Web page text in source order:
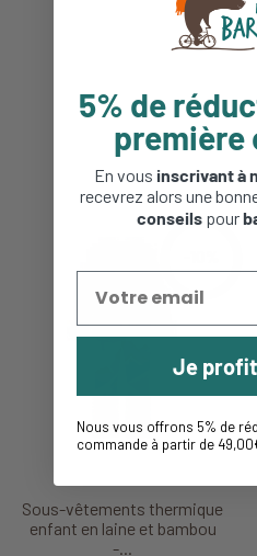
Sous-vêtements thermique
enfant en laine et bambou
-...
5% de
première
En vous inscrivant à
recevrez alors une
conseils pour
Je
Nous vous offrons 5% de
commande à partir de